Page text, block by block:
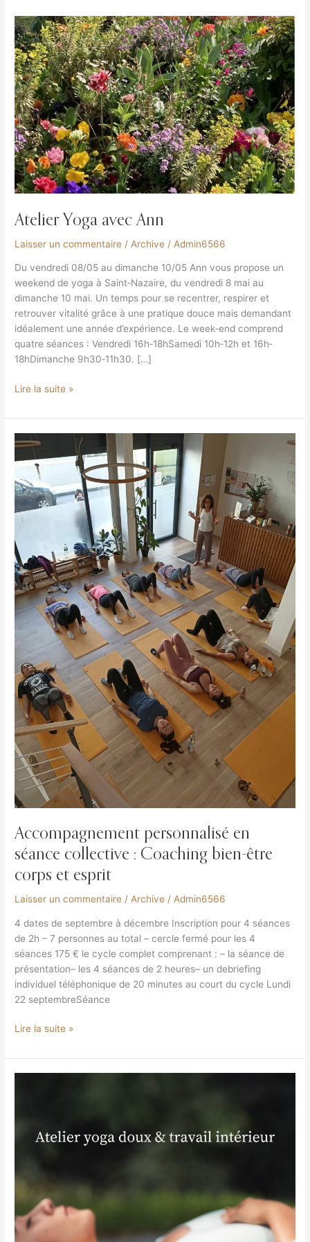
Atelier Yoga avec Ann
Laisser un commentaire / Archive / Admin6566
Du vendredi 08/05 au dimanche 10/05 Ann vous propose un
weekend de yoga à Saint‐Nazaire, du vendredi 8 mai au
dimanche 10 mai. Un temps pour se recentrer, respirer et
retrouver vitalité grâce à une pratique douce mais demandant
idéalement une année d’expérience. Le week‐end comprend
quatre séances : Vendredi 16h‐18hSamedi 10h‐12h et 16h‐
18hDimanche 9h30‐11h30. […]
Atelier
Yoga
avec
Ann
Lire la suite »
Accompagnement personnalisé en
séance collective : Coaching bien-être
corps et esprit
Laisser un commentaire / Archive / Admin6566
4 dates de septembre à décembre Inscription pour 4 séances
de 2h – 7 personnes au total – cercle fermé pour les 4
séances 175 € le cycle complet comprenant : – la séance de
présentation– les 4 séances de 2 heures– un debriefing
individuel téléphonique de 20 minutes au court du cycle Lundi
22 septembreSéance
Accompagnement
personnalisé
en
séance
collective :
Coaching
être
corps
et
esprit
Lire la suite »
travail